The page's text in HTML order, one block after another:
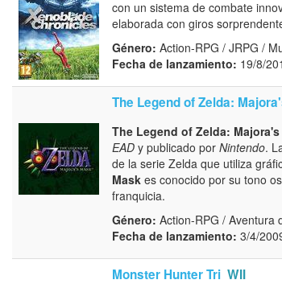
con un sistema de combate
elaborada con giros
Género: Action-RPG / JRPG /
Fecha de lanzamiento: 19/8/
The Legend of Zelda:
The Legend of Zelda:
EAD y publicado por Nintendo.
de la serie Zelda que utiliza
Mask es conocido por su tono
franquicia.
Género: Action-RPG / Aventura
Fecha de lanzamiento: 3/4/
Monster Hunter Tri WII